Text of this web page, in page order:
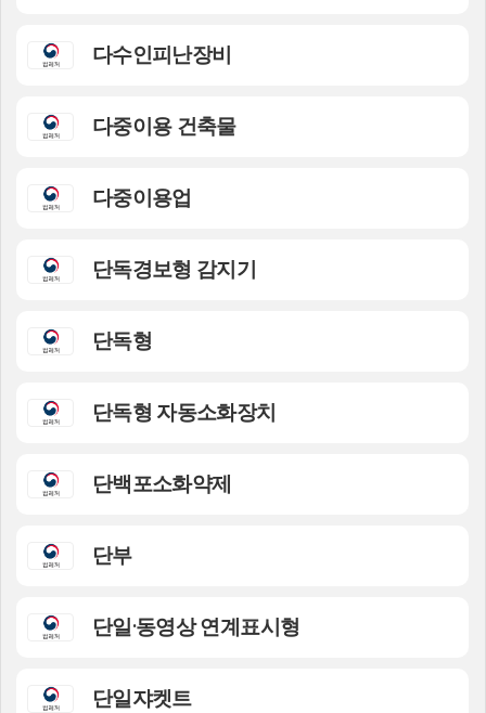
다수인피난장비
다중이용 건축물
다중이용업
단독경보형 감지기
단독형
단독형 자동소화장치
단백포소화약제
단부
단일·동영상 연계표시형
단일쟈켓트